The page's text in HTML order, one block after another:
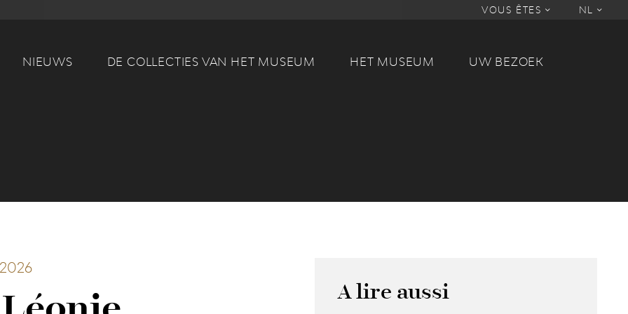
VOUS ÊTES NL
Main navigation
NIEUWS DE COLLECTIES VAN HET MUSEUM HET MUSEUM UW BEZOEK
A lire aussi